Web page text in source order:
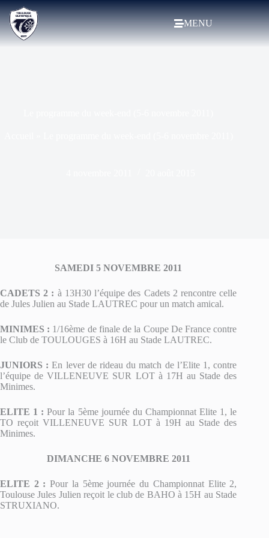
MENU
SAMEDI 5 NOVEMBRE 2011
CADETS 2 : à 13H30 l’équipe des Cadets 2 rencontre celle
de Jules Julien au Stade LAUTREC pour un match amical.
MINIMES : 1/16ème de finale de la Coupe De France contre
le Club de TOULOUGES à 16H au Stade LAUTREC.
JUNIORS : En lever de rideau du match de l’Elite 1, contre
l’équipe de VILLENEUVE SUR LOT à 17H au Stade des
Minimes.
ELITE 1 : Pour la 5ème journée du Championnat Elite 1, le
TO reçoit VILLENEUVE SUR LOT à 19H au Stade des
Minimes.
DIMANCHE 6 NOVEMBRE 2011
ELITE 2 : Pour la 5ème journée du Championnat Elite 2,
Toulouse Jules Julien reçoit le club de BAHO à 15H au Stade
STRUXIANO.